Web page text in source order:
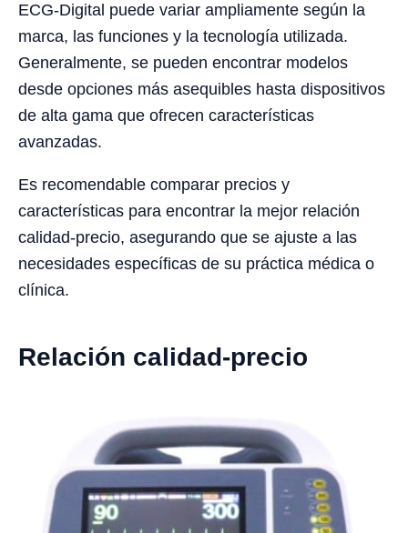
ECG-Digital puede variar ampliamente según la
marca, las funciones y la tecnología utilizada.
Generalmente, se pueden encontrar modelos
desde opciones más asequibles hasta dispositivos
de alta gama que ofrecen características
avanzadas.
Es recomendable comparar precios y
características para encontrar la mejor relación
calidad-precio, asegurando que se ajuste a las
necesidades específicas de su práctica médica o
clínica.
Relación calidad-precio